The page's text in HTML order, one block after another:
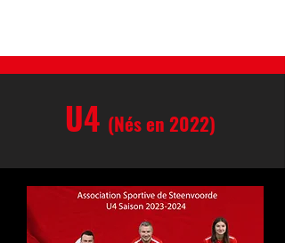
U4 (Nés en 2022)